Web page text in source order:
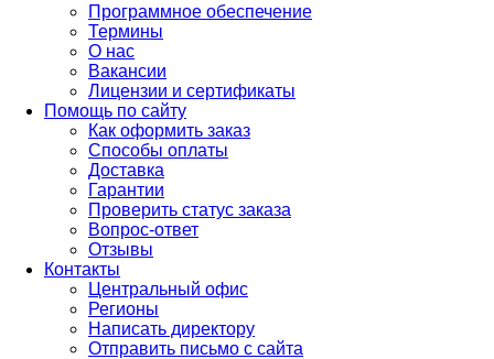
Программное обеспечение
Термины
О нас
Вакансии
Лицензии и сертификаты
Помощь по сайту
Как оформить заказ
Способы оплаты
Доставка
Гарантии
Проверить статус заказа
Вопрос-ответ
Отзывы
Контакты
Центральный офис
Регионы
Написать директору
Отправить письмо с сайта